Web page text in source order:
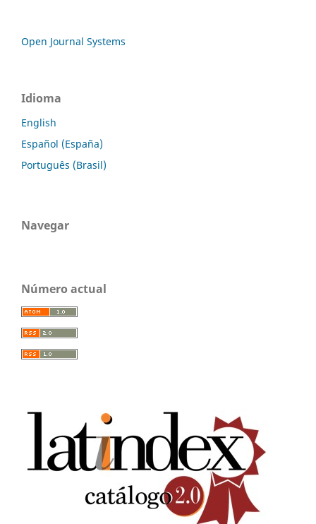
Open Journal Systems
Idioma
English
Español (España)
Português (Brasil)
Navegar
Número actual